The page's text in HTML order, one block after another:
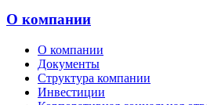
О компании
О компании
Документы
Структура компании
Инвестиции